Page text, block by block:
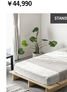
い
て
会
員
規
約
に
￥44,990